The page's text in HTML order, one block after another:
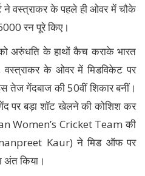
ने वस्त्राकर के पहले ही ओवर में चौके
रन पूरे किए।
अरुंधति के हाथों कैच कराके भारत
के ओवर में मिडविकेट पर
तेज गेंदबाज की 50वीं शिकार बनीं।
पर बड़ा शॉट खेलने की कोशिश कर
Women’s Cricket Team की
Kaur) ने मिड ऑफ पर
अंत किया।